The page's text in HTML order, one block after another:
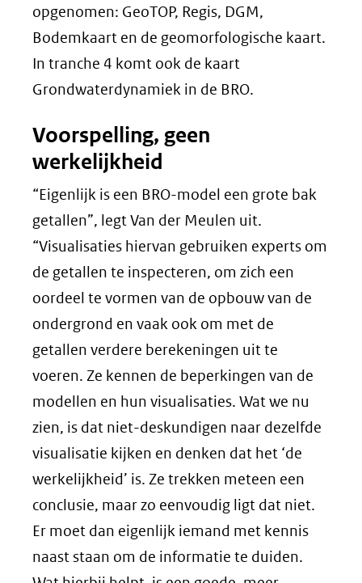
opgenomen: GeoTOP, Regis, DGM,
Bodemkaart en de geomorfologische kaart.
In tranche 4 komt ook de kaart
Grondwaterdynamiek in de BRO.
Voorspelling, geen
werkelijkheid
“Eigenlijk is een BRO-model een grote bak
getallen”, legt Van der Meulen uit.
“Visualisaties hiervan gebruiken experts om
de getallen te inspecteren, om zich een
oordeel te vormen van de opbouw van de
ondergrond en vaak ook om met de
getallen verdere berekeningen uit te
voeren. Ze kennen de beperkingen van de
modellen en hun visualisaties. Wat we nu
zien, is dat niet-deskundigen naar dezelfde
visualisatie kijken en denken dat het ‘de
werkelijkheid’ is. Ze trekken meteen een
conclusie, maar zo eenvoudig ligt dat niet.
Er moet dan eigenlijk iemand met kennis
naast staan om de informatie te duiden.